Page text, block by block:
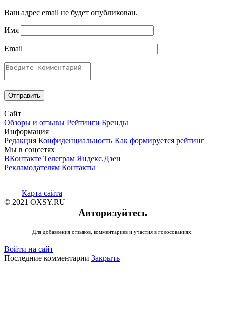
Ваш адрес email не будет опубликован.
Имя
Email
Сайт
Обзоры и отзывы Рейтинги Бренды
Информация
Редакция Конфиденциальность Как формируется рейтинг
Мы в соцсетях
ВКонтакте Телеграм Яндекс.Дзен
Рекламодателям Контакты
Карта сайта
© 2021 OXSY.RU
Авторизуйтесь
Для добавления отзывов, комментариев и участия в голосованиях.
Войти на сайт
Последние комментарии Закрыть